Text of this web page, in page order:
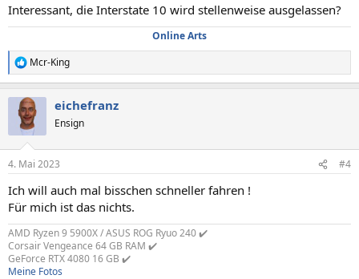
:
Interessant, die Interstate 10 wird stellenweise ausgelassen?
Online Arts
R
e
e
:
Mcr-King
eichefranz
Ensign
4. Mai 2023 #4
Ich will auch mal bisschen schneller fahren !
Für mich ist das nichts.
AMD Ryzen 9 5900X / ASUS ROG Ryuo 240 ✔️
Corsair Vengeance 64 GB RAM ✔️
GeForce RTX 4080 16 GB ✔️
Meine Fotos